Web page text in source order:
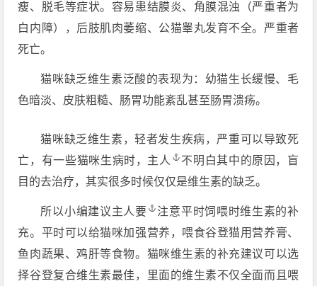
瘦、脱毛等症状。容易患结膜炎、角膜混浊（严重者为
白内障），后肢肌肉萎缩、公猫睾丸发育不全。严重者
死亡。
猫咪缺乏维生素泛酸的表现为：幼猫生长缓慢、毛
色暗淡、皮肤粗糙、肠胃功能紊乱甚至肠胃溃疡。
猫咪缺乏维生素，轻者发生疾病，严重可以导致死
亡，有一些猫咪生病时， 主人
不明白其中的原因，盲
目的去治疗，其实很多时候仅仅是维生素的缺乏。
所以小编建议主人要
注意平时饲喂时维生素的补
充。平时可以给猫咪加强营养，喂食谷登猫用营养膏、
鱼肉蔬果、鸡肝等食物。猫咪维生素的补充建议可以选
择谷登复合维生素最佳，里面的维生素不仅全面而且喂